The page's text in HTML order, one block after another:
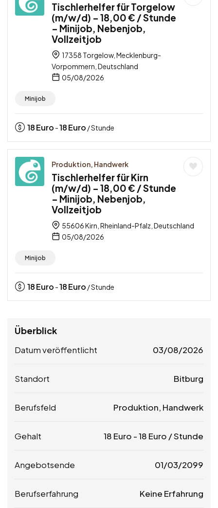
Tischlerhelfer für Torgelow
(m/w/d) – 18,00 € / Stunde
– Minijob, Nebenjob,
Vollzeitjob
17358 Torgelow, Mecklenburg-
Vorpommern, Deutschland
05/08/2026
Minijob
18Euro -18Euro / Stunde
Produktion, Handwerk
Tischlerhelfer für Kirn
(m/w/d) – 18,00 € / Stunde
– Minijob, Nebenjob,
Vollzeitjob
55606 Kirn, Rheinland-Pfalz, Deutschland
05/08/2026
Minijob
18Euro -18Euro / Stunde
Überblick
Datum veröffentlicht 03/08/2026
Standort Bitburg
Berufsfeld Produktion, Handwerk
Gehalt 18 Euro -18 Euro / Stunde
Angebotsende 01/03/2099
Berufserfahrung Keine Erfahrung